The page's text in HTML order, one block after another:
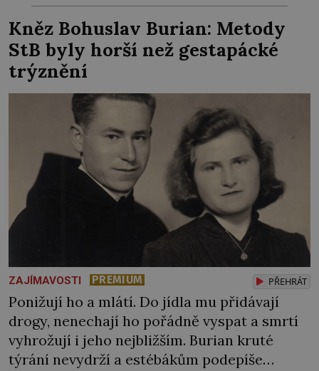
raději jen skrápí svěcenou vodou. Za několik
dní divné burácení skutečně ustane. Když o
mnoho let později hrobku […]
Kněz Bohuslav Burian: Metody
StB byly horší než gestapácké
trýznění
ZAJÍMAVOSTI PREMIUM PŘEHRÁT
Ponižují ho a mlátí. Do jídla mu přidávají
drogy, nenechají ho pořádně vyspat a smrtí
vyhrožují i jeho nejbližším. Burian kruté
týrání nevydrží a estébákům podepíše